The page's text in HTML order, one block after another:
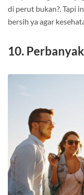
banyak uang. Kamu
di perut bukan?. Tapi
10.